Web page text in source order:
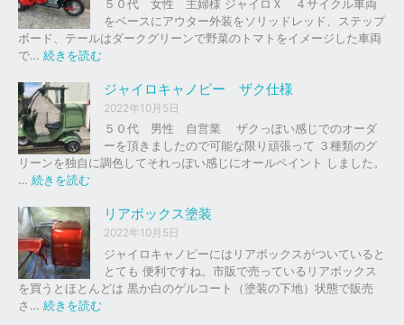
以
外
の
イ
ク
車
下
、
買
取
を
は
５０代 女性 主婦様 ジャイロＸ ４サイクル車両
をベースにアウター外装をソリッドレッド、ステップ
ボード、テールはダークグリーンで野菜のトマトをイメージした車両
で… 続きを読む
ャ
イ
ロ
ッ
ド
ッ
ド
ジャイロキャノピー ザク仕様
2022年10月5日
５０代 男性 自営業 ザクっぽい感じでのオーダ
ーを頂きましたので可能な限り頑張って ３種類のグ
リーンを独自に調色してそれっぽい感じにオールペイント しました。
… 続きを読む
イ
ロ
キ
ャ
ノ
ピ
リアボックス塗装
2022年10月5日
ジャイロキャノピーにはリアボックスがついていると
とても 便利ですね。市販で売っているリアボックス
を買うとほとんどは 黒か白のゲルコート（塗装の下地）状態で販売
さ… 続きを読む